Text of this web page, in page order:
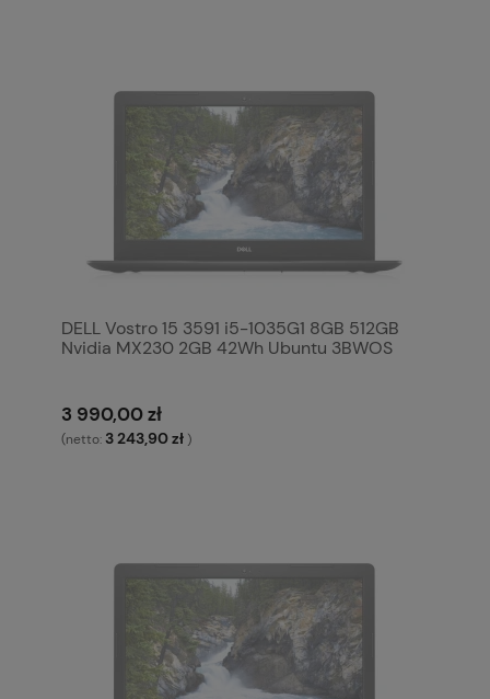
DELL Vostro 15 3591 i5-1035G1 8GB 512GB
Nvidia MX230 2GB 42Wh Ubuntu 3BWOS
3 990,00 zł
(netto:3 243,90 zł )